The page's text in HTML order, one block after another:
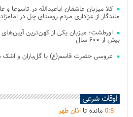
کلا میزبان عاشقان اباعبدالله در تاسوعا
ماندگار از عزاداری مردم روستای چل در
اورطشت؛ میزبان یکی از کهن‌ترین آیین‌های
بیش از ۶۰۰ سال
عروسی حضرت قاسم(ع) با گل‌باران و اشک
اوقات شرعی
0:8 مانده تا اذان ظهر